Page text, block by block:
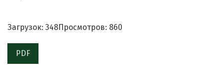
Загрузок: 348Просмотров: 860
PDF